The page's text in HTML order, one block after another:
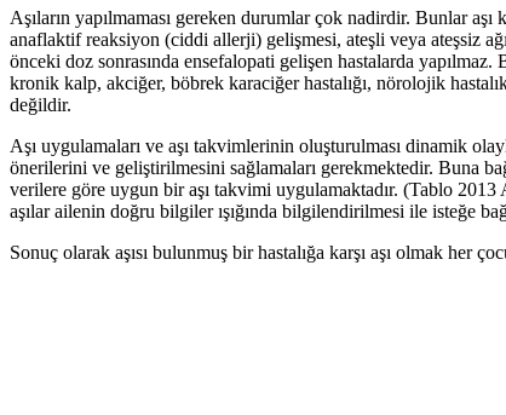
Aşıların yapılmaması gereken durumlar çok nadirdir. Bunlar
anaflaktif reaksiyon (ciddi allerji) gelişmesi, ateşli veya ateşsiz
önceki doz sonrasında ensefalopati gelişen hastalarda
kronik kalp, akciğer, böbrek karaciğer hastalığı, nörolojik
değildir.
Aşı uygulamaları ve aşı takvimlerinin oluşturulması dinamik
önerilerini ve geliştirilmesini sağlamaları gerekmektedir. Buna
verilere göre uygun bir aşı takvimi uygulamaktadır. (Tablo 2013
aşılar ailenin doğru bilgiler ışığında bilgilendirilmesi ile isteğe
Sonuç olarak aşısı bulunmuş bir hastalığa karşı aşı olmak her